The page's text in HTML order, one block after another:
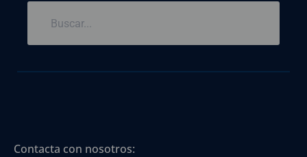
Contacta con nosotros: